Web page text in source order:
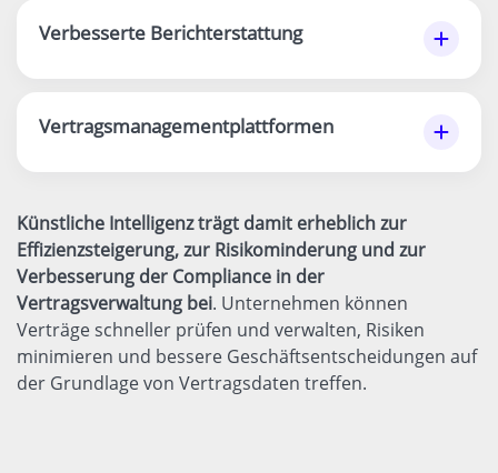
Verbesserte Berichterstattung
Vertragsmanagementplattformen
Künstliche Intelligenz trägt damit erheblich zur
Effizienzsteigerung, zur Risikominderung und zur
Verbesserung der Compliance in der
Vertragsverwaltung bei. Unternehmen können
Verträge schneller prüfen und verwalten, Risiken
minimieren und bessere Geschäftsentscheidungen auf
der Grundlage von Vertragsdaten treffen.